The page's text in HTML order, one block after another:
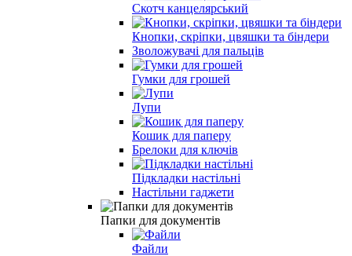
Скотч канцелярський
Кнопки, скріпки, цвяшки та біндери
Зволожувачі для пальців
Гумки для грошей
Лупи
Кошик для паперу
Брелоки для ключів
Підкладки настільні
Настільни гаджети
Папки для документів
Файли